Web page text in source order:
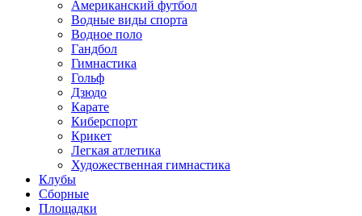
Американский футбол
Водные виды спорта
Водное поло
Гандбол
Гимнастика
Гольф
Дзюдо
Карате
Киберспорт
Крикет
Легкая атлетика
Художественная гимнастика
Клубы
Сборные
Площадки